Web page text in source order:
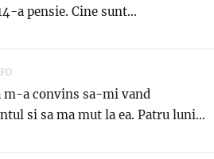
a pensie. Cine sunt...
m-a convins sa-mi vand
si sa ma mut la ea. Patru luni...